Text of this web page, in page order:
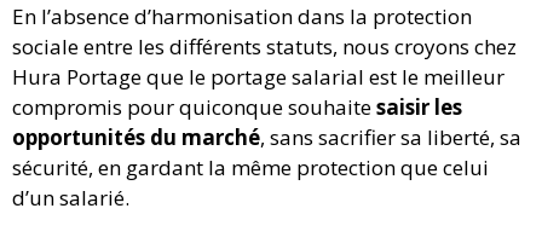
En l’absence d’harmonisation dans la protection
sociale entre les différents statuts, nous croyons chez
Hura Portage que le portage salarial est le meilleur
compromis pour quiconque souhaitesaisir les
opportunités du marché, sans sacrifier sa liberté, sa
sécurité, en gardant la même protection que celui
d’un salarié.